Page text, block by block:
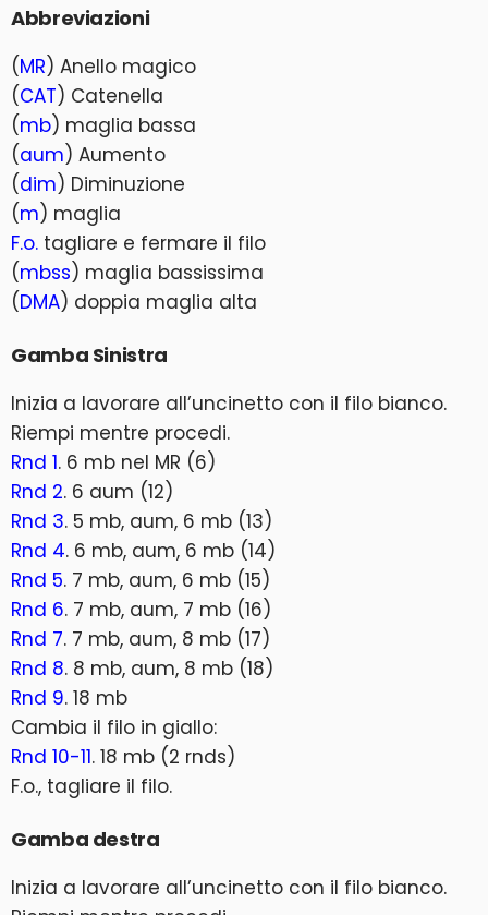
Abbreviazioni
(MR) Anello magico
(CAT) Catenella
(mb) maglia bassa
(aum) Aumento
(dim) Diminuzione
(m) maglia
F.o. tagliare e fermare il filo
(mbss) maglia bassissima
(DMA) doppia maglia alta
Gamba Sinistra
Inizia a lavorare all’uncinetto con il filo bianco.
Riempi mentre procedi.
Rnd 1. 6 mb nel MR (6)
Rnd 2. 6 aum (12)
Rnd 3. 5 mb, aum, 6 mb (13)
Rnd 4. 6 mb, aum, 6 mb (14)
Rnd 5. 7 mb, aum, 6 mb (15)
Rnd 6. 7 mb, aum, 7 mb (16)
Rnd 7. 7 mb, aum, 8 mb (17)
Rnd 8. 8 mb, aum, 8 mb (18)
Rnd 9. 18 mb
Cambia il filo in giallo:
Rnd 10-11. 18 mb (2 rnds)
F.o., tagliare il filo.
Gamba destra
Inizia a lavorare all’uncinetto con il filo bianco.